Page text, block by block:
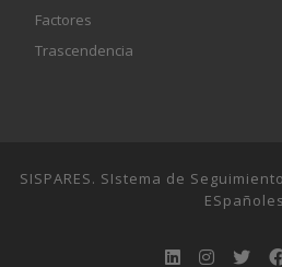
Factores
Trascendencia
SISPARES. SIstema de
ESpañoles